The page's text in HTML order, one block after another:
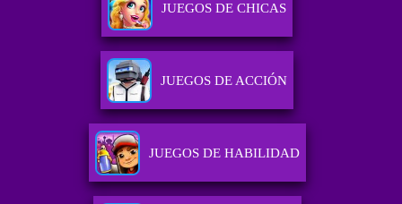
JUEGOS DE CHICAS
JUEGOS DE ACCIÓN
JUEGOS DE HABILIDAD